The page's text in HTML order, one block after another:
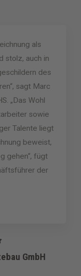
m
i
t
5
v
o
n
5
als
stolz, auch in
des
sagt Marc
„Das Wohl
sowie
Talente liegt
beweist,
gehen“, fügt
der
GmbH